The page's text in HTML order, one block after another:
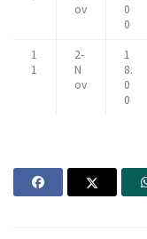
ov
0
0
1
1
2-
N
ov
1
8.
0
0